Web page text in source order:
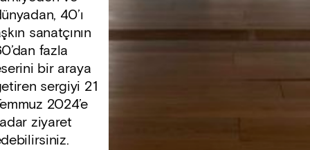
40’ı
sanatçının
fazla
bir araya
sergiyi 21
2024’e
ziyaret